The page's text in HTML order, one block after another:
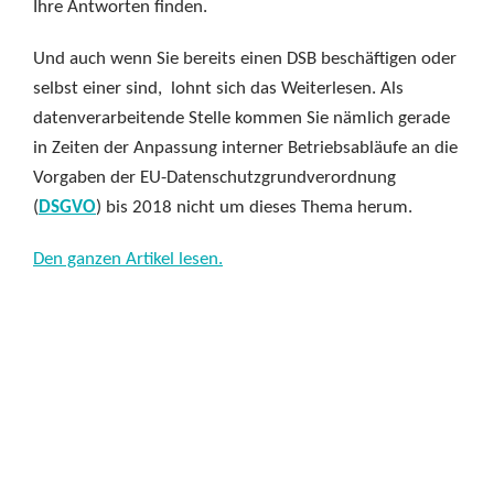
Ihre Antworten finden.
Und auch wenn Sie bereits einen DSB beschäftigen oder
selbst einer sind, lohnt sich das Weiterlesen. Als
datenverarbeitende Stelle kommen Sie nämlich gerade
in Zeiten der Anpassung interner Betriebsabläufe an die
Vorgaben der EU-Datenschutzgrundverordnung
( DSGVO) bis 2018 nicht um dieses Thema herum.
Den ganzen Artikel lesen.